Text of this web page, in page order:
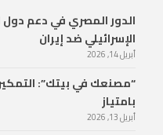
الدور المصري في دعم دول
الإسرائيلي ضد إيران
أبريل 14, 2026
“مصنعك في بيتك”:
بامتياز
أبريل 13, 2026